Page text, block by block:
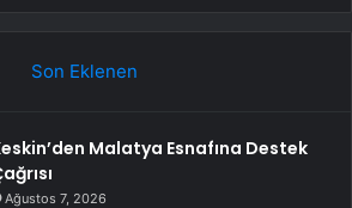
Son Eklenen
Malatya Esnafına Destek
Ağustos 7, 2026